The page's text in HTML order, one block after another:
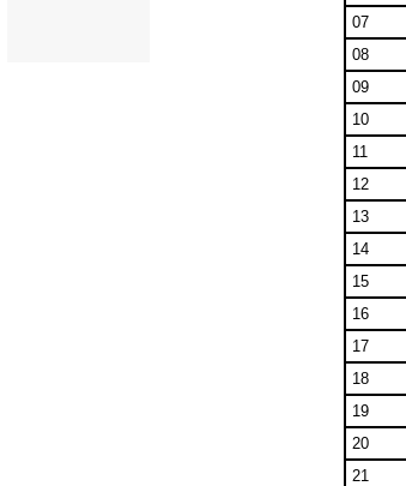
07
08
09
10
11
12
13
14
15
16
17
18
19
20
21